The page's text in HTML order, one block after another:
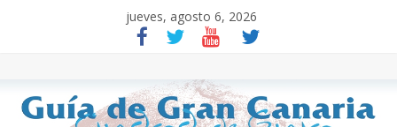
jueves, agosto 6, 2026